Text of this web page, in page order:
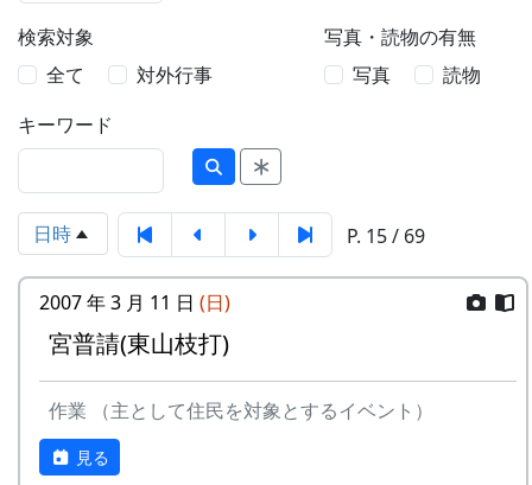
検索対象
全て
対外行事
写真・読物の有無
写真
読物
キーワード
日時 P. 15 / 69
2007 年 3 月 11 日 (日)
宮普請(東山枝打)
作業 （主として住民を対象とするイベント）
見る